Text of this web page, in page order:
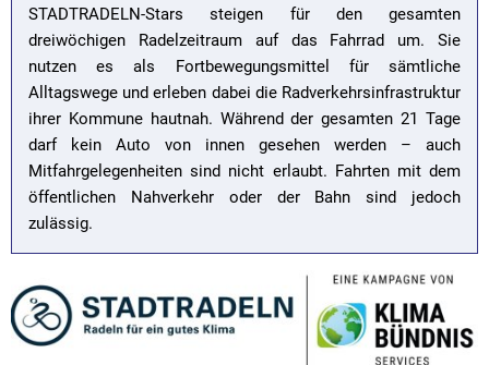
STADTRADELN-Stars steigen für den gesamten
dreiwöchigen Radelzeitraum auf das Fahrrad um. Sie
nutzen es als Fortbewegungsmittel für sämtliche
Alltagswege und erleben dabei die Radverkehrsinfrastruktur
ihrer Kommune hautnah. Während der gesamten 21 Tage
darf kein Auto von innen gesehen werden – auch
Mitfahrgelegenheiten sind nicht erlaubt. Fahrten mit dem
öffentlichen Nahverkehr oder der Bahn sind jedoch
zulässig.